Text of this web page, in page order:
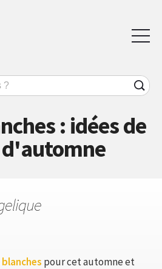
: idées de
pour cet automne et